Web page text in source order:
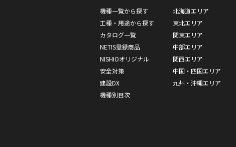
機種一覧から探す
工種・用途から探す
カタログ一覧
NETIS登録商品
NISHIOオリジナル
安全対策
建設DX
機種別目次
北海道エリア
東北エリア
関東エリア
中部エリア
関西エリア
中国・四国エリア
九州・沖縄エリア